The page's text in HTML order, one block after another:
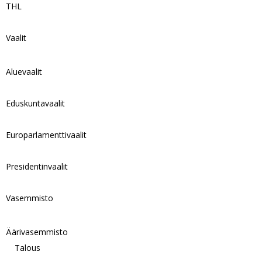
THL
Vaalit
Aluevaalit
Eduskuntavaalit
Europarlamenttivaalit
Presidentinvaalit
Vasemmisto
Äärivasemmisto
Talous